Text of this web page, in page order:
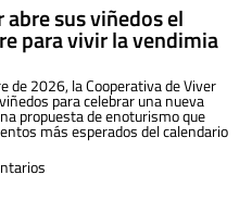
sus viñedos el
para vivir la vendimia
de 2026, la Cooperativa de Viver
para celebrar una nueva
propuesta de enoturismo que
más esperados del calendario